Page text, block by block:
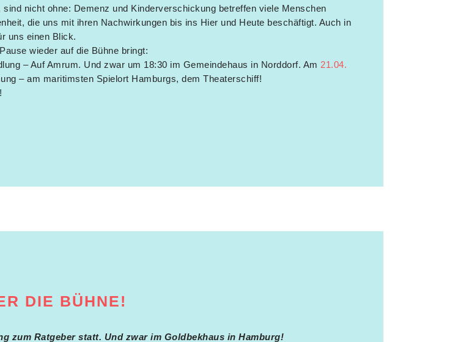
nicht ohne: Demenz und Kinderverschickung betreffen viele Menschen
die uns mit ihren Nachwirkungen bis ins Hier und Heute beschäftigt. Auch in
uns einen Blick.
wieder auf die Bühne bringt:
– Auf Amrum. Und zwar um 18:30 im Gemeindehaus in Norddorf. Am 21.04.
– am maritimsten Spielort Hamburgs, dem Theaterschiff!
DIE BÜHNE!
zum Ratgeber statt. Und zwar im Goldbekhaus in Hamburg!